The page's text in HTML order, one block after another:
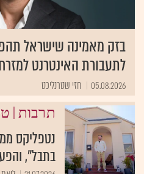
בזק מאמינה שישראל
לתעבורת האינטרנט
05.08.2026 חזי שטרנליכט
תרבות |
נטפליקס
בתבל",